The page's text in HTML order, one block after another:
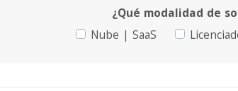
¿Qué modalidad de
Nube | SaaS